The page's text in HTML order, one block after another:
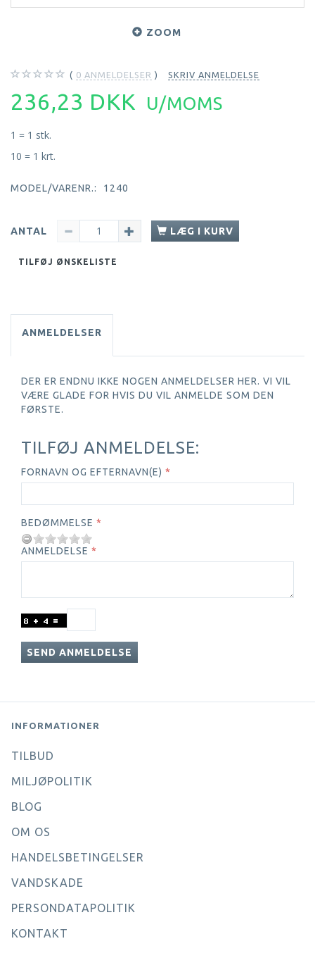
ZOOM
0 ANMELDELSER SKRIV ANMELDELSE
236,23 DKK U/MOMS
1 = 1 stk.
10 = 1 krt.
MODEL/VARENR.: 1240
ANTAL LÆG I KURV
TILFØJ ØNSKELISTE
ANMELDELSER
DER ER ENDNU IKKE NOGEN ANMELDELSER HER. VI VIL
VÆRE GLADE FOR HVIS DU VIL ANMELDE SOM DEN
FØRSTE.
TILFØJ ANMELDELSE:
FORNAVN OG EFTERNAVN(E)
BEDØMMELSE
ANMELDELSE
SEND ANMELDELSE
INFORMATIONER
TILBUD
MILJØPOLITIK
BLOG
OM OS
HANDELSBETINGELSER
VANDSKADE
PERSONDATAPOLITIK
KONTAKT